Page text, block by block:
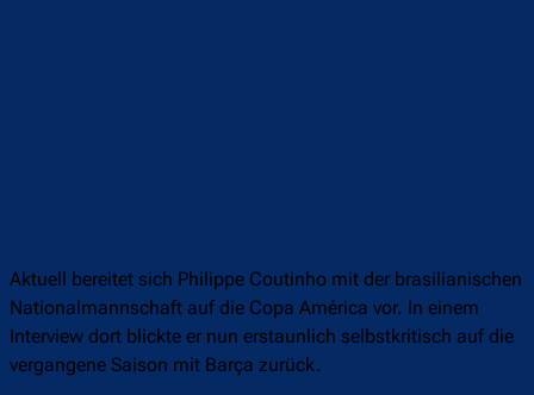
Aktuell bereitet sich Philippe Coutinho mit der brasilianischen
Nationalmannschaft auf die Copa América vor. In einem
Interview dort blickte er nun erstaunlich selbstkritisch auf die
vergangene Saison mit Barça zurück.